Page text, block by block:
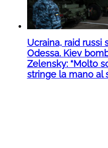
Ucraina, raid russi
Odessa. Kiev
Zelensky: “Molto
stringe la mano al